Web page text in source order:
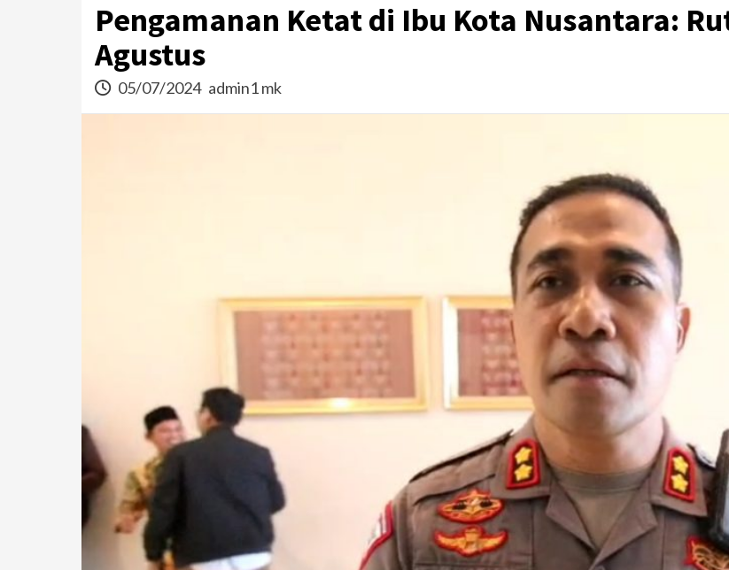
Pengamanan Ketat di Ibu Kota Nusantara:
Agustus
05/07/2024 admin1 mk